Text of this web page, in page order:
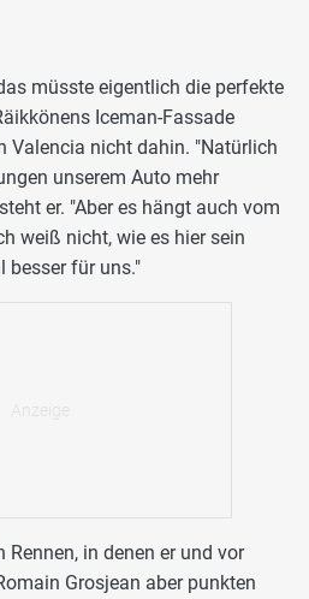
müsste eigentlich die perfekte
Iceman-Fassade
Valencia nicht dahin. "Natürlich
unserem Auto mehr
er. "Aber es hängt auch vom
weiß nicht, wie es hier sein
besser für uns."
in denen er und vor
Grosjean aber punkten